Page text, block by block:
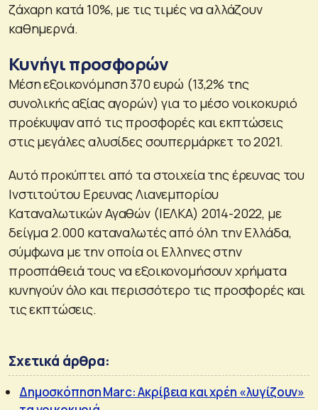
ζάχαρη κατά 10%, με τις τιμές να αλλάζουν
καθημερνά.
Kυνήγι προσφορών
Μέση εξοικονόμηση 370 ευρώ (13,2% της
συνολικής αξίας αγορών) για το μέσο νοικοκυριό
προέκυψαν από τις προσφορές και εκπτώσεις
στις μεγάλες αλυσίδες σουπερμάρκετ το 2021.
Αυτό προκύπτει από τα στοιχεία της έρευνας του
Ινστιτούτου Ερευνας Λιανεμπορίου
Καταναλωτικών Αγαθών (ΙΕΛΚΑ) 2014-2022, με
δείγμα 2.000 καταναλωτές από όλη την Ελλάδα,
σύμφωνα με την οποία οι Ελληνες στην
προσπάθειά τους να εξοικονομήσουν χρήματα
κυνηγούν όλο και περισσότερο τις προσφορές και
τις εκπτώσεις.
Σχετικά άρθρα:
Δημοσκόπηση Marc: Ακρίβεια και χρέη «λυγίζουν»